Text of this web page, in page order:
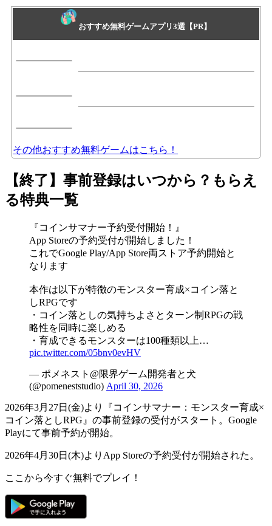
おすすめ無料ゲームアプリ3選【PR】
その他おすすめ無料ゲームはこちら！
【終了】事前登録はいつから？もらえ
る特典一覧
『コインサマナー予約受付開始！』
App Storeの予約受付が開始しました！
これでGoogle Play/App Store両ストア予約開始と
なります
本作は以下が特徴のモンスター育成×コイン落と
しRPGです
・コイン落としの気持ちよさとターン制RPGの戦
略性を同時に楽しめる
・育成できるモンスターは100種類以上…
pic.twitter.com/05bnv0evHV
— ポメネスト@限界ゲーム開発者と犬
(@pomeneststudio) April 30, 2026
2026年3月27日(金)より『コインサマナー：モンスター育成×
コイン落としRPG』の事前登録の受付がスタート。 Google
Playにて事前予約が開始。
2026年4月30日(木)より App Storeの予約受付が開始された。
ここから今すぐ無料でプレイ！